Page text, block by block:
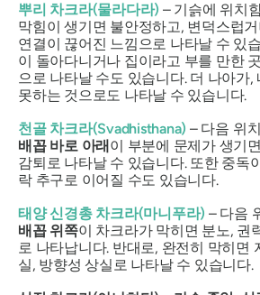
뿌리 차크라(물라다라) – 기슭에 위치
막힘이 생기면 불안정하고, 변덕스럽
연결이 끊어진 느낌으로 나타날 수 있
이 돌아다니거나 집이라고 부를 만한
으로 나타날 수도 있습니다. 더 나아가,
못하는 것으로도 나타날 수 있습니다.
천골 차크라(Svadhisthana) – 다음 위
배꼽 바로 아래이 부분에 문제가 생기
감퇴로 나타날 수 있습니다. 또한 중독
락 추구로 이어질 수도 있습니다.
태양 신경총 차크라(마니푸라) – 다음
배꼽 위쪽이 차크라가 막히면 분노, 권
로 나타납니다. 반대로, 완전히 막히면
실, 방향성 상실로 나타날 수 있습니다.